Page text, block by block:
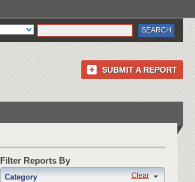
SUBMIT A REPORT
Filter Reports By
Clear
Category